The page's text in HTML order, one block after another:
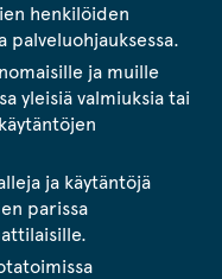
henkilöiden
palveluohjauksessa.
ja muille
yleisiä valmiuksia tai
ja käytäntöjä
parissa